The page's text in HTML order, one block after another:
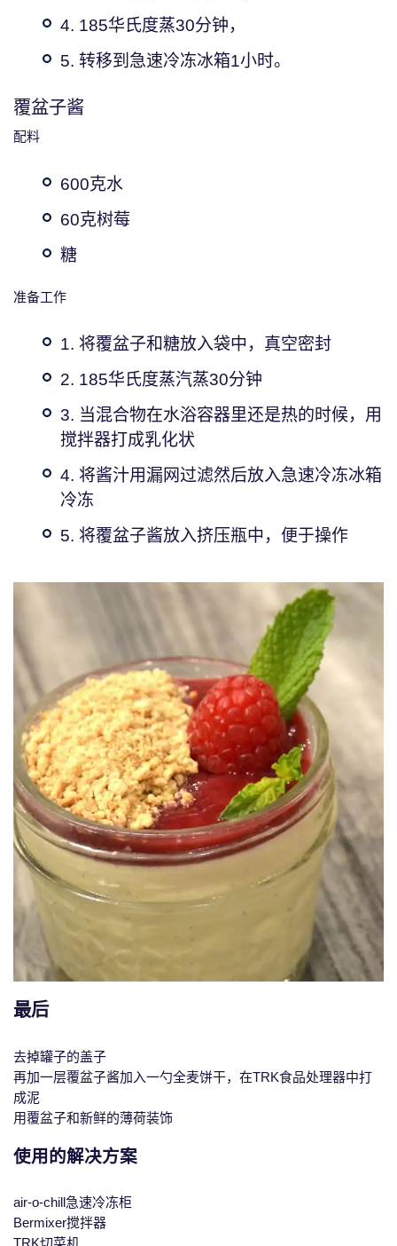
4. 185华氏度蒸30分钟，
5. 转移到急速冷冻冰箱1小时。
覆盆子酱
配料
600克水
60克树莓
糖
准备工作
1. 将覆盆子和糖放入袋中，真空密封
2. 185华氏度蒸汽蒸30分钟
3. 当混合物在水浴容器里还是热的时候，用
搅拌器打成乳化状
4. 将酱汁用漏网过滤然后放入急速冷冻冰箱
冷冻
5. 将覆盆子酱放入挤压瓶中，便于操作
最后
去掉罐子的盖子
再加一层覆盆子酱加入一勺全麦饼干，在TRK食品处理器中打
成泥
用覆盆子和新鲜的薄荷装饰
使用的解决方案
air-o-chill急速冷冻柜
Bermixer搅拌器
TRK切菜机